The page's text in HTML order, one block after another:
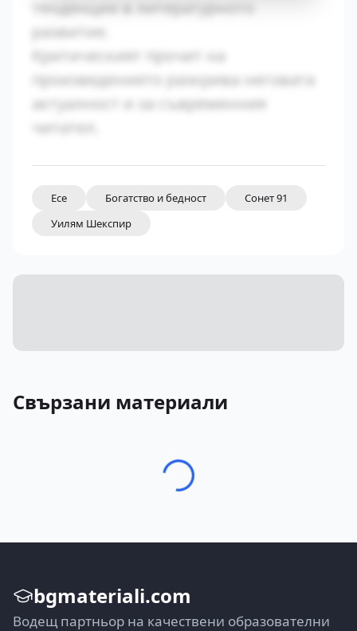
развитие.
Критическият прочит на
произведението разкрива неговата
актуалност и за съвременния
читател.
Есе Богатство и бедност
Сонет 91
Уилям Шекспир
Свързани материали
bgmateriali.com
Водещ партньор на качествени образователни